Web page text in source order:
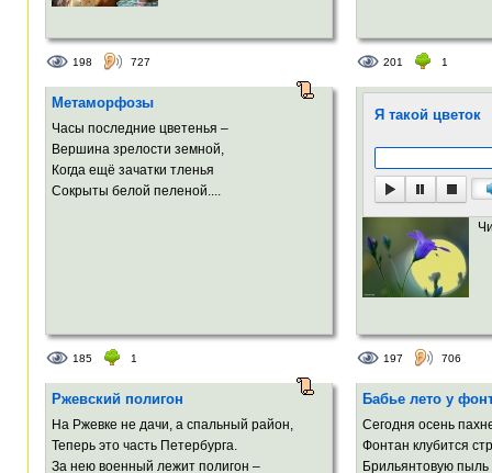
198 727 201 1
Метаморфозы
Часы последние цветенья –
Вершина зрелости земной,
Когда ещё зачатки тленья
Сокрыты белой пеленой....
185 1
Я такой цветок
197 706
Ржевский полигон
На Ржевке не дачи, а спальный район,
Теперь это часть Петербурга.
За нею военный лежит полигон –
Бабье лето у
Сегодня осень
Фонтан клубится
Брильянтовую